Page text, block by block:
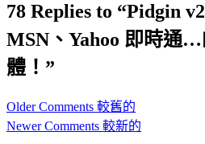
78 Replies to “Pidgin
MSN、Yahoo 即時通
體！”
Comment
navigation
Older Comments 較舊的
Newer Comments 較新的